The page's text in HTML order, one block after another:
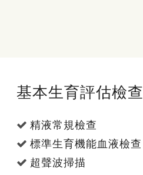
基本生育評估檢查
精液常規檢查
標準生育機能血液檢查
超聲波掃描